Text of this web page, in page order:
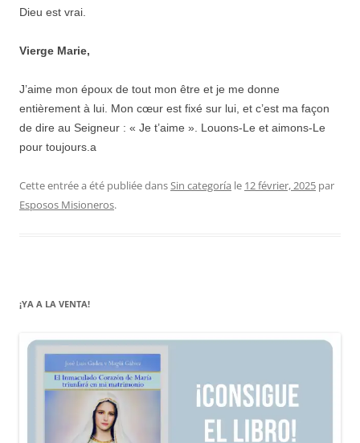
Dieu est vrai.
Vierge Marie,
J’aime mon époux de tout mon être et je me donne
entièrement à lui. Mon cœur est fixé sur lui, et c’est ma façon
de dire au Seigneur : « Je t’aime ». Louons-Le et aimons-Le
pour toujours.a
Cette entrée a été publiée dansSin categoría le 12 février, 2025 par
Esposos Misioneros.
¡YA A LA VENTA!